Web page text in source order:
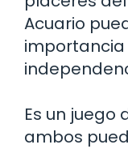
Acuario
Es un juego
ambos